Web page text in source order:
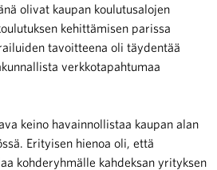
olivat kaupan koulutusalojen
kehittämisen parissa
tavoitteena oli täydentää
verkkotapahtumaa
keino havainnollistaa kaupan alan
Erityisen hienoa oli, että
kohderyhmälle kahdeksan yrityksen